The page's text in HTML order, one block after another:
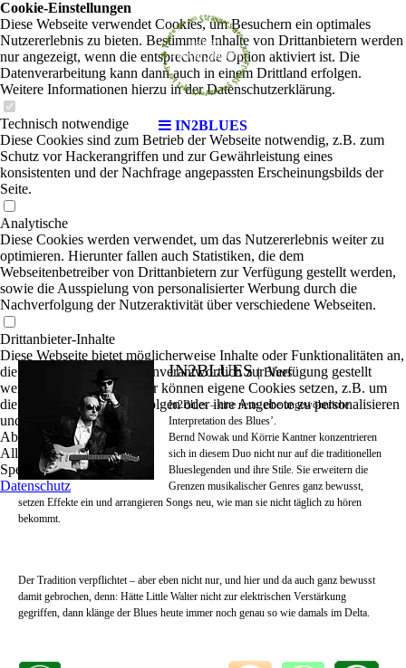
IN2BLUES
IN2BLUES| Blues
In2Blues – eine neue, eine ungewöhnliche
Interpretation des Blues’.
Bernd Nowak und Körrie Kantner konzentrieren
sich in diesem Duo nicht nur auf die traditionellen
Blueslegenden und ihre Stile. Sie erweitern die
Grenzen musikalischer Genres ganz bewusst,
setzen Effekte ein und arrangieren Songs neu, wie man sie nicht täglich zu hören
bekommt.
Der Tradition verpflichtet – aber eben nicht nur, und hier und da auch ganz bewusst
damit gebrochen, denn: Hätte Little Walter nicht zur elektrischen Verstärkung
gegriffen, dann klänge der Blues heute immer noch genau so wie damals im Delta.
Cookie-Einstellungen
Diese Webseite verwendet Cookies, um Besuchern ein optimales
Nutzererlebnis zu bieten. Bestimmte Inhalte von Drittanbietern werden
nur angezeigt, wenn die entsprechende Option aktiviert ist. Die
Datenverarbeitung kann dann auch in einem Drittland erfolgen.
Weitere Informationen hierzu in der Datenschutzerklärung.
Technisch notwendige
Diese Cookies sind zum Betrieb der Webseite notwendig, z.B. zum
Schutz vor Hackerangriffen und zur Gewährleistung eines
konsistenten und der Nachfrage angepassten Erscheinungsbilds der
Seite.
Analytische
Diese Cookies werden verwendet, um das Nutzererlebnis weiter zu
optimieren. Hierunter fallen auch Statistiken, die dem
Webseitenbetreiber von Drittanbietern zur Verfügung gestellt werden,
sowie die Ausspielung von personalisierter Werbung durch die
Nachverfolgung der Nutzeraktivität über verschiedene Webseiten.
Drittanbieter-Inhalte
Diese Webseite bietet möglicherweise Inhalte oder Funktionalitäten an,
die von Drittanbietern eigenverantwortlich zur Verfügung gestellt
werden. Diese Drittanbieter können eigene Cookies setzen, z.B. um
die Nutzeraktivität zu verfolgen oder ihre Angebote zu personalisieren
und zu optimieren.
Ablehnen
Alle akzeptieren
Speichern
Datenschutz